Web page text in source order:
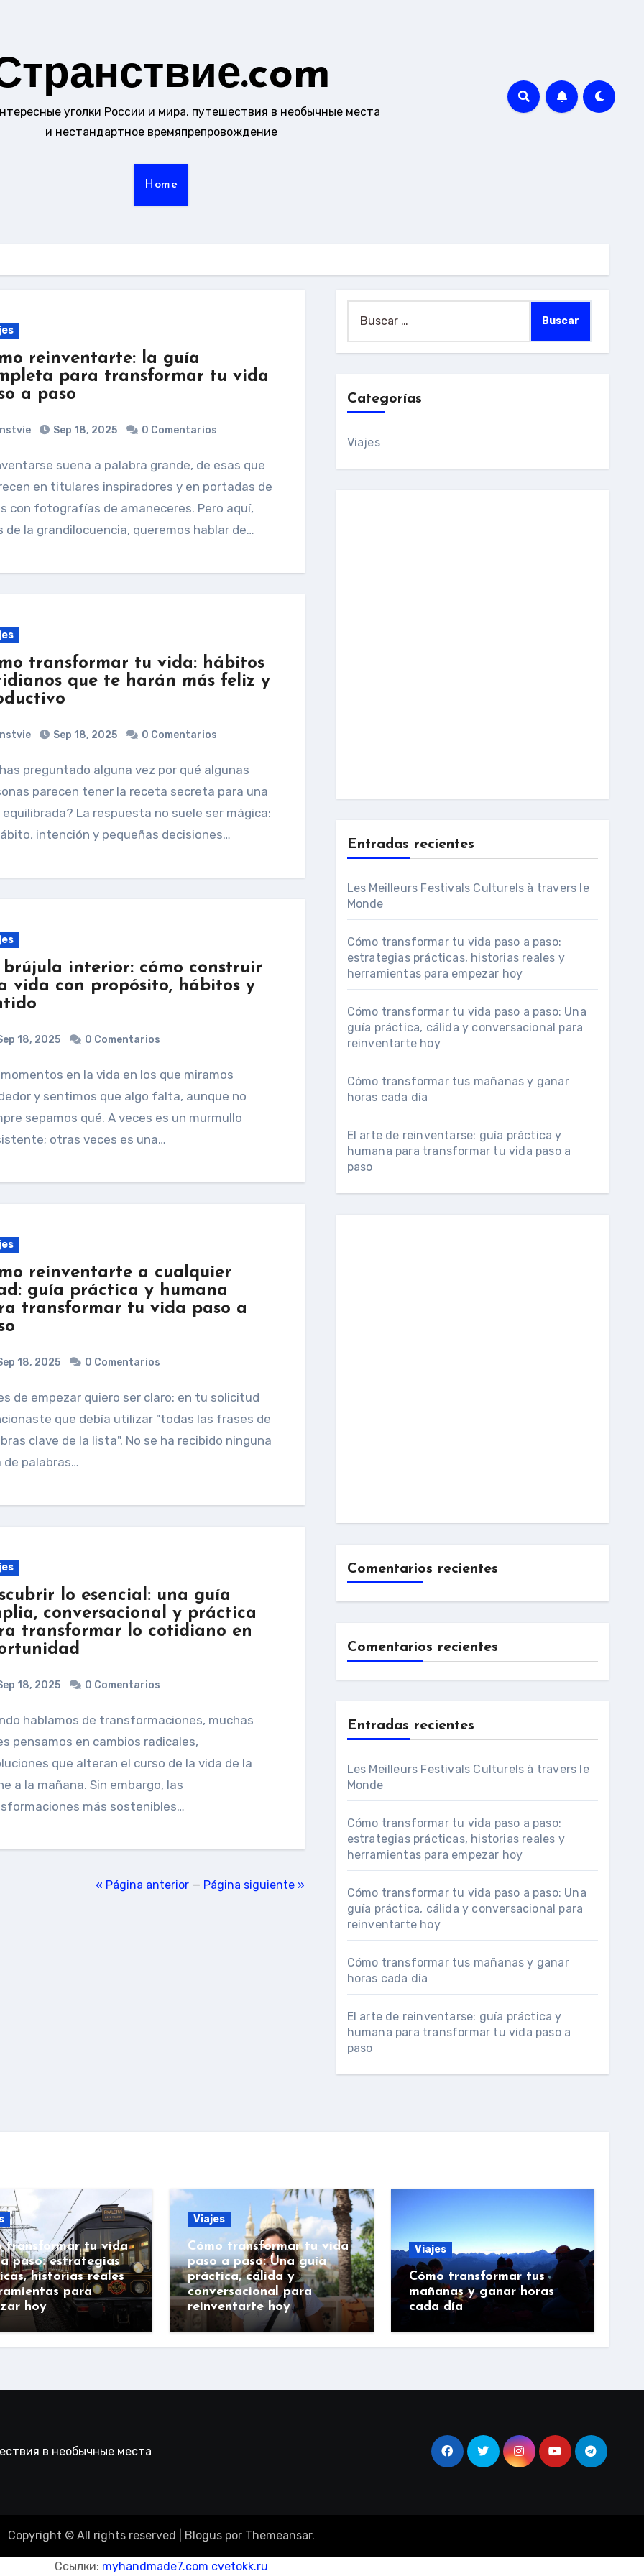
уголки России и мира, путешествия в необычные места
и нестандартное времяпрепровождение
Home
reinventarte: la guía
para transformar tu vida
a paso
Sep 18, 2025 0 Comentarios
en titulares inspiradores y en portadas de
con fotografías de amaneceres. Pero aquí,
de la grandilocuencia, queremos hablar de…
transformar tu vida: hábitos
que te harán más feliz y
Sep 18, 2025 0 Comentarios
parecen tener la receta secreta para una
equilibrada? La respuesta no suele ser mágica:
intención y pequeñas decisiones…
brújula interior: cómo construir
vida con propósito, hábitos y
18, 2025 0 Comentarios
y sentimos que algo falta, aunque no
sepamos qué. A veces es un murmullo
otras veces es una…
reinventarte a cualquier
guía práctica y humana
transformar tu vida paso a
18, 2025 0 Comentarios
que debía utilizar "todas las frases de
clave de la lista". No se ha recibido ninguna
de palabras…
lo esencial: una guía
conversacional y práctica
transformar lo cotidiano en
18, 2025 0 Comentarios
pensamos en cambios radicales,
que alteran el curso de la vida de la
a la mañana. Sin embargo, las
más sostenibles…
« Página anterior— Página siguiente »
Categorías
Viajes
Entradas recientes
Les Meilleurs Festivals Culturels à travers le
Monde
Cómo transformar tu vida paso a paso:
estrategias prácticas, historias reales y
herramientas para empezar hoy
Cómo transformar tu vida paso a paso: Una
guía práctica, cálida y conversacional para
reinventarte hoy
Cómo transformar tus mañanas y ganar
horas cada día
El arte de reinventarse: guía práctica y
humana para transformar tu vida paso a
paso
Comentarios recientes
Comentarios recientes
Entradas recientes
Les Meilleurs Festivals Culturels à travers le
Monde
Cómo transformar tu vida paso a paso:
estrategias prácticas, historias reales y
herramientas para empezar hoy
Cómo transformar tu vida paso a paso: Una
guía práctica, cálida y conversacional para
reinventarte hoy
Cómo transformar tus mañanas y ganar
horas cada día
El arte de reinventarse: guía práctica y
humana para transformar tu vida paso a
paso
transformar tu vida
paso: estrategias
historias reales
para
hoy
Viajes
Cómo transformar tu vida
paso a paso: Una guía
práctica, cálida y
conversacional para
reinventarte hoy
Viajes
Cómo transformar tus
mañanas y ganar horas
cada día
в необычные места
Copyright © All rights reserved Bloguspor Themeansar.
Ссылки: myhandmade7.com cvetokk.ru